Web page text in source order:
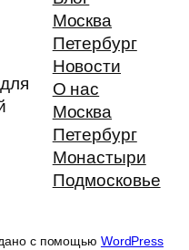
Москва
Петербург
Новости
О нас
Москва
Петербург
Монастыри
Подмосковье
с помощью WordPress